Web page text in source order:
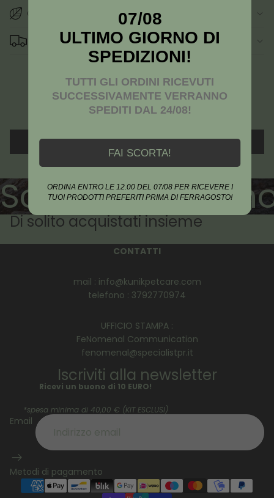
CONSIGLI
SPEDIZIONI
Sii il primo a scrivere una recensione
Scrivi una recensione
Scopri tutta la
Di solito acquistati insieme
CONTATTI
mail : info@kunikpetcare.com
telefono : 3792770974
UFFICIO STAMPA :
FeNomenal Communication
fenomenal@specialistpr.it
Iscriviti alla newsletter
Ricevi un buono di 10 EURO!
*spesa minima di 40,00 € (KIT ESCLUSI)
Email
Metodi di pagamento
Informativa sui rimborsi
Informativa sulla privacy
Termini e condizioni del servizio
Informativa sulle spedizioni
Recapiti
07/08
ULTIMO GIORNO DI
SPEDIZIONI!
TUTTI GLI ORDINI RICEVUTI
SUCCESSIVAMENTE VERRANNO
SPEDITI DAL 24/08!
FAI SCORTA!
ORDINA ENTRO LE 12.00 DEL 07/08 PER RICEVERE I
TUOI PRODOTTI PREFERITI PRIMA DI FERRAGOSTO!